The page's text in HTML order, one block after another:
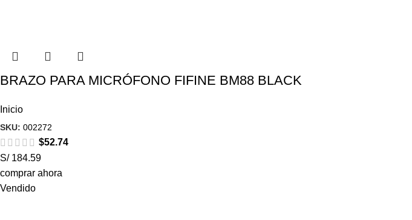
BRAZO PARA MICRÓFONO FIFINE BM88 BLACK
Inicio
SKU: 002272
$52.74
S/ 184.59
comprar ahora
Vendido